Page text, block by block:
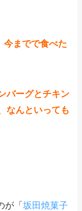
今までで食べた
バーグとチキン
なんといっても
が「坂田焼菓子